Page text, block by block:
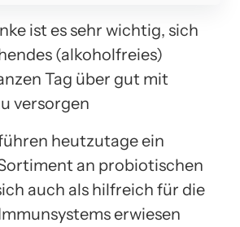
ist es sehr wichtig, sich
(alkoholfreies)
Tag über gut mit
versorgen
heutzutage ein
an probiotischen
auch als hilfreich für die
erwiesen